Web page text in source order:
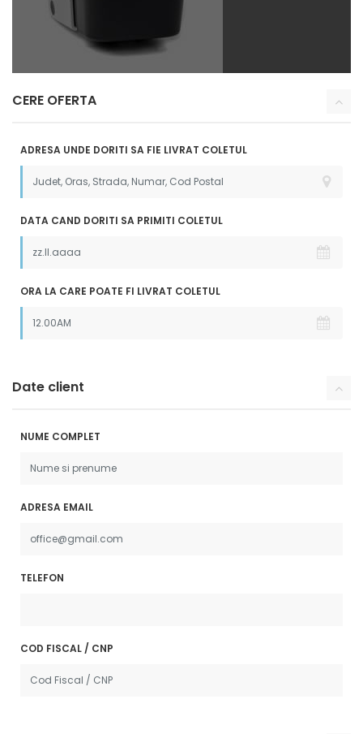
CERE OFERTA
ADRESA UNDE DORITI SA FIE LIVRAT COLETUL
DATA CAND DORITI SA PRIMITI COLETUL
ORA LA CARE POATE FI LIVRAT COLETUL
Date client
NUME COMPLET
ADRESA EMAIL
TELEFON
COD FISCAL / CNP